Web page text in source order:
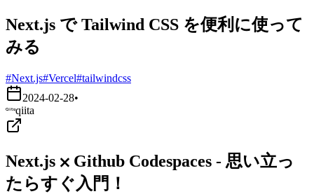
Next.js で Tailwind CSS を便利に使って
みる
#Next.js#Vercel#tailwindcss
2024-02-28•
qiita
Next.js ⨉ Github Codespaces - 思い立っ
たらすぐ入門！